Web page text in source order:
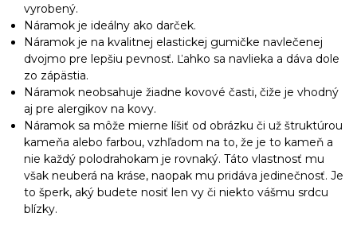
vyrobený.
Náramok je ideálny ako darček.
Náramok je na kvalitnej elastickej gumičke navlečenej
dvojmo pre lepšiu pevnosť. Ľahko sa navlieka a dáva dole
zo zápästia.
Náramok neobsahuje žiadne kovové časti, čiže je vhodný
aj pre alergikov na kovy.
Náramok sa môže mierne líšiť od obrázku či už štruktúrou
kameňa alebo farbou, vzhľadom na to, že je to kameň a
nie každý polodrahokam je rovnaký. Táto vlastnosť mu
však neuberá na kráse, naopak mu pridáva jedinečnosť. Je
to šperk, aký budete nosiť len vy či niekto vášmu srdcu
blízky.